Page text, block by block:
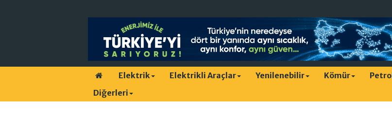
Elektrik Elektrikli Araçlar Yenilenebilir Kömür Petrol
Diğerleri